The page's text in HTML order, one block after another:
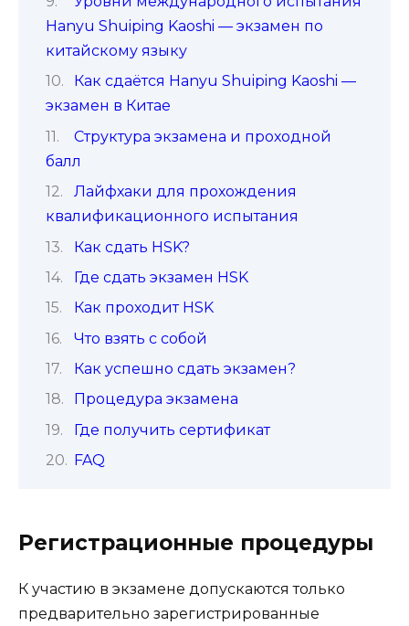
Hanyu Shuiping Kaoshi — экзамен по
китайскому языку
Как сдаётся Hanyu Shuiping Kaoshi —
экзамен в Китае
Структура экзамена и проходной
балл
Лайфхаки для прохождения
квалификационного испытания
Как сдать HSK?
Где сдать экзамен HSK
Как проходит HSK
Что взять с собой
Как успешно сдать экзамен?
Процедура экзамена
Где получить сертификат
FAQ
Регистрационные процедуры
К участию в экзамене допускаются только
предварительно зарегистрированные